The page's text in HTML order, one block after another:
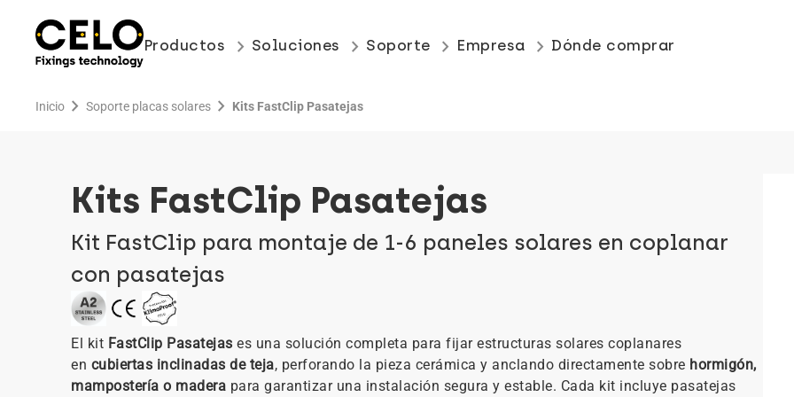
Productos keyboard_arrow_right Soluciones keyboard_arrow_right Soporte keyboard_arrow_right Empresa keyboard_arrow_right Dónde comprar
Inicio chevron_right Soporte placas solares chevron_right Kits FastClip Pasatejas
Kits FastClip Pasatejas
Kit FastClip para montaje de 1-6 paneles solares en coplanar
con pasatejas
El kit FastClip Pasatejas es una solución completa para fijar estructuras solares coplanares
en cubiertas inclinadas de teja, perforando la pieza cerámica y anclando directamente sobre hormigón,
mampostería o madera para garantizar una instalación segura y estable. Cada kit incluye pasatejas